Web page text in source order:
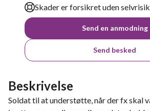
Skader er forsikret uden
Send en anmodning
Send besked
Beskrivelse
Soldat til at understøtte, når der fx skal